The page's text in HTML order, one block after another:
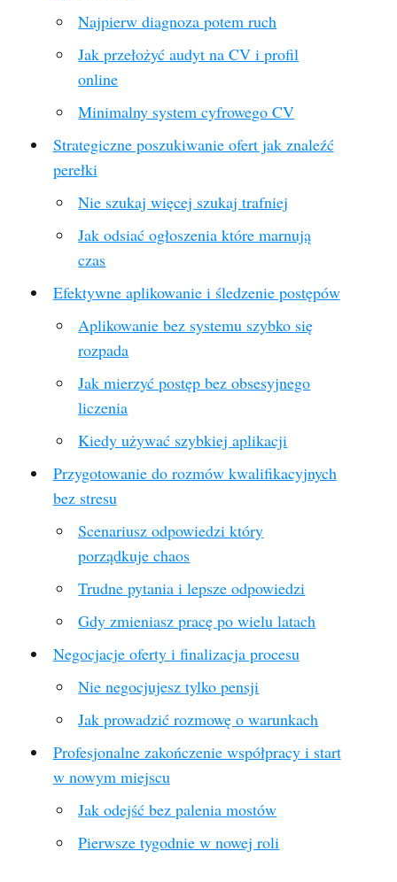
Najpierw diagnoza potem ruch
Jak przełożyć audyt na CV i profil
online
Minimalny system cyfrowego CV
Strategiczne poszukiwanie ofert jak znaleźć
perełki
Nie szukaj więcej szukaj trafniej
Jak odsiać ogłoszenia które marnują
czas
Efektywne aplikowanie i śledzenie postępów
Aplikowanie bez systemu szybko się
rozpada
Jak mierzyć postęp bez obsesyjnego
liczenia
Kiedy używać szybkiej aplikacji
Przygotowanie do rozmów kwalifikacyjnych
bez stresu
Scenariusz odpowiedzi który
porządkuje chaos
Trudne pytania i lepsze odpowiedzi
Gdy zmieniasz pracę po wielu latach
Negocjacje oferty i finalizacja procesu
Nie negocjujesz tylko pensji
Jak prowadzić rozmowę o warunkach
Profesjonalne zakończenie współpracy i start
w nowym miejscu
Jak odejść bez palenia mostów
Pierwsze tygodnie w nowej roli